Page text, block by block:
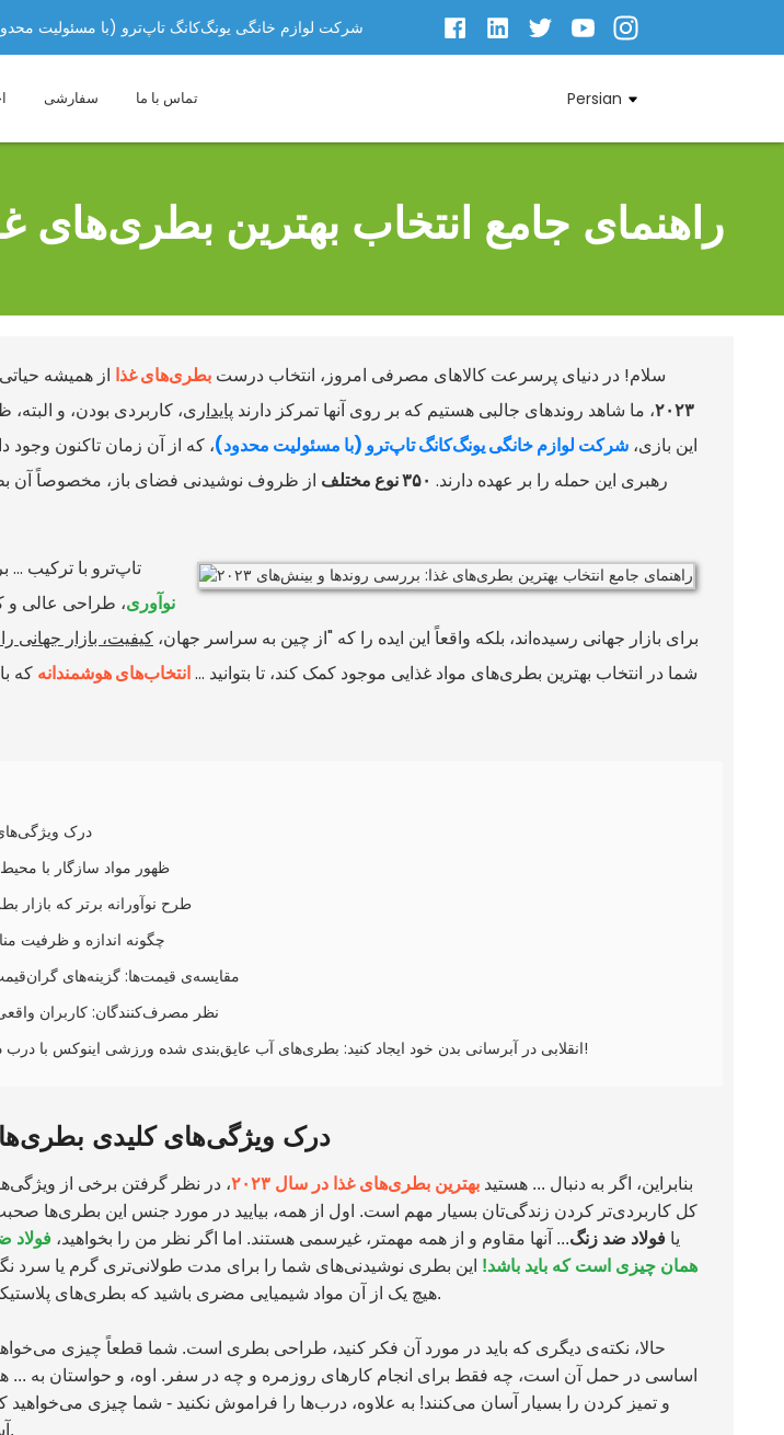
شرکت لوازم خانگی یونگ‌کانگ تاپ‌ترو (با مسئولیت
سفارشی تماس با ما Persian
راهنمای جامع انتخاب بهترین بطری‌های
سلام! در دنیای پرسرعت کالاهای مصرفی امروز، انتخاب درست بطری‌های غذا از همیشه
۲۰۲۳، ما شاهد روندهای جالبی هستیم که بر روی آنها تمرکز دارند پایداری، کاربردی بودن، و البته،
این بازی، شرکت لوازم خانگی یونگ‌کانگ تاپ‌ترو (با مسئولیت محدود)، که از آن زمان تاکنون وجود
رهبری این حمله را بر عهده دارند. ۳۵۰ نوع مختلف
از ظروف نوشیدنی فضای باز، مخصوصاً آن
تاپ‌ترو با ترکیب
نوآوری، طراحی عالی و
برای بازار جهانی رسیده‌اند، بلکه واقعاً این ایده را که "از چین به سراسر جهان، کیفیت، بازار جهانی
شما در انتخاب بهترین بطری‌های مواد غذایی موجود کمک کند، تا بتوانید ...انتخاب‌های هوشمندانه که
۱. درک
۲. ظهور مواد سازگار با
۳ ۵ طرح نوآورانه برتر که
۴ چگونه اندازه و ظرفیت
۵ مقایسه‌ی قیمت‌ها: گزینه‌های
۶ نظر مصرف‌کنندگان: کاربران
۷- انقلابی در آبرسانی بدن خود ایجاد کنید: بطری‌های آب عایق‌بندی شده ورزشی اینوکس با درب دهانه‌دار و جای گوشی را کشف کنید!
درک ویژگی‌های کلیدی بطری‌های
بنابراین، اگر به دنبال ... هستید بهترین بطری‌های غذا در سال ۲۰۲۳
، در نظر گرفتن برخی از
کل کاربردی‌تر کردن زندگی‌تان بسیار مهم است. اول از همه، بیایید در مورد جنس این بطری‌ها صحبت
یا فولاد ضد زنگ... آنها مقاوم و از همه مهمتر، غیرسمی هستند. اما اگر نظر من را بخواهید، فولاد
همان چیزی است که باید باشد! این بطری نوشیدنی‌های شما را برای مدت طولانی‌تری گرم یا سرد
هیچ یک از آن مواد شیمیایی مضری باشید که بطری‌های پلاستیکی ارزان‌تر ممکن است داشته باشند.
حالا، نکته‌ی دیگری که باید در مورد آن فکر کنید، طراحی بطری است. شما قطعاً چیزی
اساسی در حمل آن است، چه فقط برای انجام کارهای روزمره و چه در سفر. اوه، و حواستان به ...
و تمیز کردن را بسیار آسان می‌کنند! به علاوه، درب‌ها را فراموش نکنید - شما چیزی می‌خواهید
.